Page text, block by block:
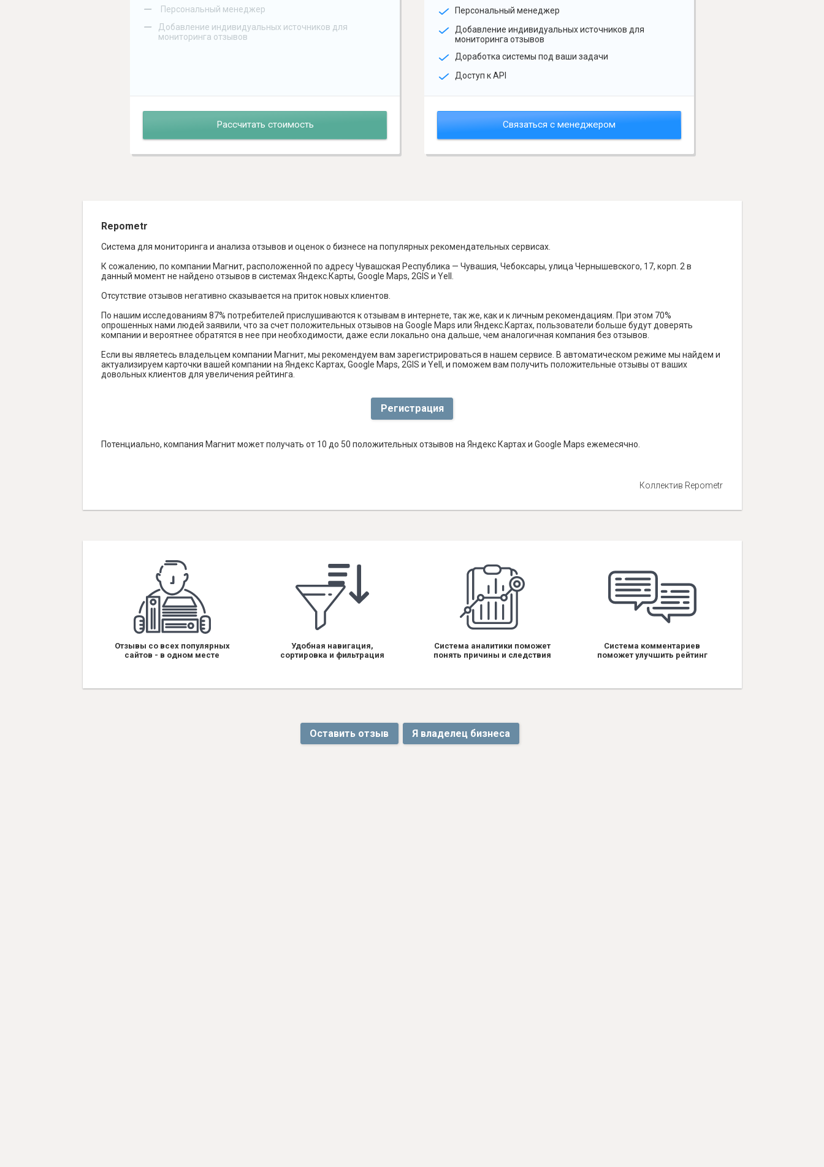
– Персональный менеджер
–
Добавление индивидуальных источников для
мониторинга отзывов
Рассчитать стоимость
Персональный менеджер
Добавление индивидуальных источников для
мониторинга отзывов
Доработка системы под ваши задачи
Доступ к API
Связаться с менеджером
Repometr
Система для мониторинга и анализа отзывов и оценок о бизнесе на популярных рекомендательных сервисах.
К сожалению, по компании Магнит, расположенной по адресу Чувашская Республика — Чувашия, Чебоксары, улица Чернышевского, 17, корп. 2 в
данный момент не найдено отзывов в системах Яндекс.Карты, Google Maps, 2GIS и Yell.
Отсутствие отзывов негативно сказывается на приток новых клиентов.
По нашим исследованиям 87% потребителей прислушиваются к отзывам в интернете, так же, как и к личным рекомендациям. При этом 70%
опрошенных нами людей заявили, что за счет положительных отзывов на Google Maps или Яндекс.Картах, пользователи больше будут доверять
компании и вероятнее обратятся в нее при необходимости, даже если локально она дальше, чем аналогичная компания без отзывов.
Если вы являетесь владельцем компании Магнит, мы рекомендуем вам зарегистрироваться в нашем сервисе. В автоматическом режиме мы найдем и
актуализируем карточки вашей компании на Яндекс Картах, Google Maps, 2GIS и Yell, и поможем вам получить положительные отзывы от ваших
довольных клиентов для увеличения рейтинга.
Регистрация
Потенциально, компания Магнит может получать от 10 до 50 положительных отзывов на Яндекс Картах и Google Maps ежемесячно.
Коллектив Repometr
Отзывы со всех популярных
сайтов - в одном месте
Удобная навигация,
сортировка и фильтрация
Система аналитики поможет
понять причины и следствия
Система комментариев
поможет улучшить рейтинг
Оставить отзыв Я владелец бизнеса